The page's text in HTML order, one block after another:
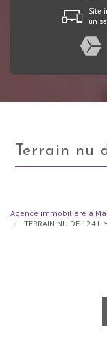
Site
un
terrain nu
Agence immobilière à
TERRAIN NU DE 1241